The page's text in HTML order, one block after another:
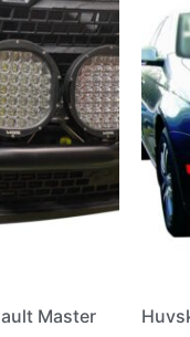
Master